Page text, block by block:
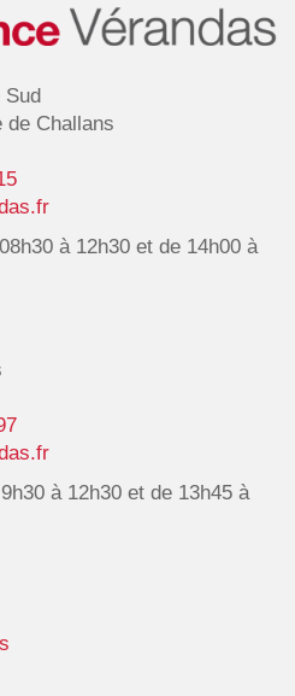
de Challans
à 12h30 et de 14h00 à
à 12h30 et de 13h45 à